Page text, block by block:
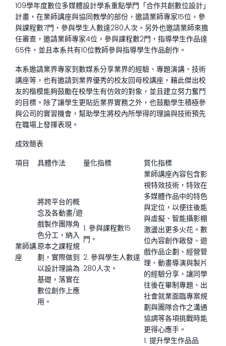
109學年度數位多媒體設計學系重點學門「合作共創數位設計」
計畫，在業師講座與協同教學的部份，邀請業師專家15位，參
與課程數7門，參與學生人數達280人次。另外也邀請業師來擔
任審查，邀請業師專家4位，參與課程數2門，指導學生作品達
65件，並且本系共有10位教師參與指導學生作品創作。
本系邀請業界專家到數媒系分享業界的經驗、專題演講、技術
講座等，也有邀請到業界優秀的校友回母校講座，藉此傑出校
友的楷模能夠鼓勵在校學生有仿效的對象，並且建立努力奮鬥
的目標。除了讓學生更貼近業界實務之外，也鼓勵學生積極參
與公司的實習機會，幫助學生將校內所學得的理論與技術預先
在職場上發揮表現。
成效簡表
項目
具體作法 量化指標 質化指標
業師講
座
將跨平台的概
念及各動畫/遊
戲製作團隊角
色分工，納入
原本之課程規
劃，實際做到
以設計理論為
基礎，落實在
數位創作上應
用。
1. 參與課程數15
門。
2. 參與學生人數達
280人次。
業師講座內容包含影
視特效技術，特效在
多媒體作品中的特色
與定位，以便往後能
與虛擬、智能攝影棚
激盪出更多火花。數
位內容創作啟發、遊
戲作品企劃、經營管
理、動畫導演與製片
的經驗分享，讓同學
往後在畢制專題、出
社會就業面臨專案規
劃與團隊合作之溝通
協調等各項挑戰時能
更得心應手。
1. 提升學生作品品